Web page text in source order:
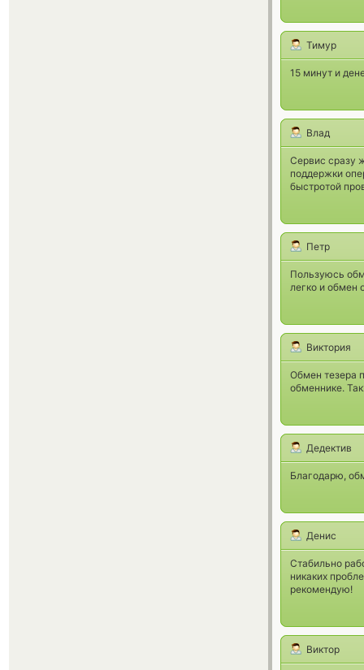
Тимур
15 минут и
Влад
Сервис сразу
поддержки
быстротой
Петр
Пользуюсь
легко и обмен
Виктория
Обмен тезера
обменнике.
Дедектив
Благодарю,
Денис
Стабильно
никаких
рекомендую!
Виктор